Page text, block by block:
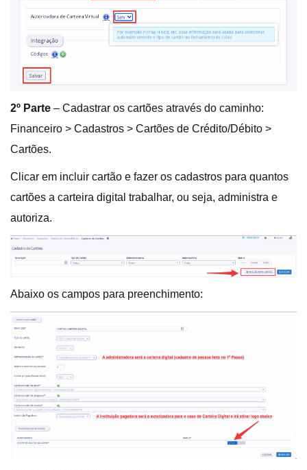
2º Parte – Cadastrar os cartões através do caminho:
Financeiro > Cadastros > Cartões de Crédito/Débito >
Cartões.
Clicar em incluir cartão e fazer os cadastros para quantos
cartões a carteira digital trabalhar, ou seja, administra e
autoriza.
Abaixo os campos para preenchimento: